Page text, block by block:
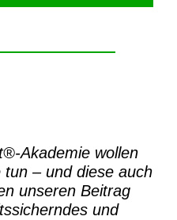
Akademiewollen
tun – und diese auch
unseren Beitrag
und